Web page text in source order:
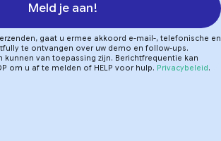
Meld je aan!
gaat u ermee akkoord e-mail-, telefonische en
te ontvangen over uw demo en follow-ups.
kunnen van toepassing zijn. Berichtfrequentie kan
om u af te melden of HELP voor hulp. Privacybeleid .